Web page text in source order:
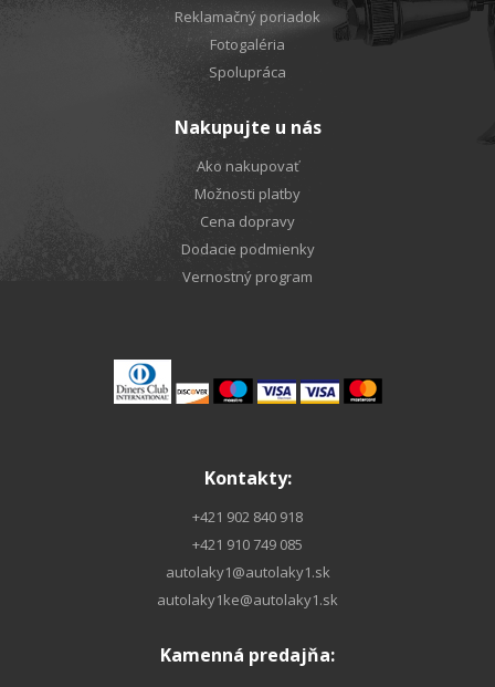
Reklamačný poriadok
Fotogaléria
Spolupráca
Nakupujte u nás
Ako nakupovať
Možnosti platby
Cena dopravy
Dodacie podmienky
Vernostný program
Kontakty:
+421 902 840 918
+421 910 749 085
autolaky1@autolaky1.sk
autolaky1ke@autolaky1.sk
Kamenná predajňa: